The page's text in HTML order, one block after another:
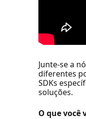
Junte-se a
diferentes
SDKs
soluções.
O que você